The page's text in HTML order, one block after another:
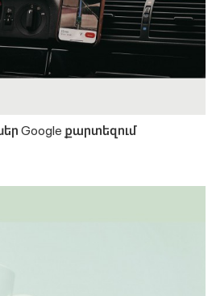
Google քարտեզում